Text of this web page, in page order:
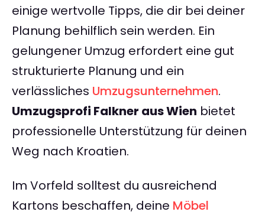
einige wertvolle Tipps, die dir bei deiner
Planung behilflich sein werden. Ein
gelungener Umzug erfordert eine gut
strukturierte Planung und ein
verlässliches Umzugsunternehmen.
Umzugsprofi Falkner aus Wien bietet
professionelle Unterstützung für deinen
Weg nach Kroatien.
Im Vorfeld solltest du ausreichend
Kartons beschaffen, deine Möbel